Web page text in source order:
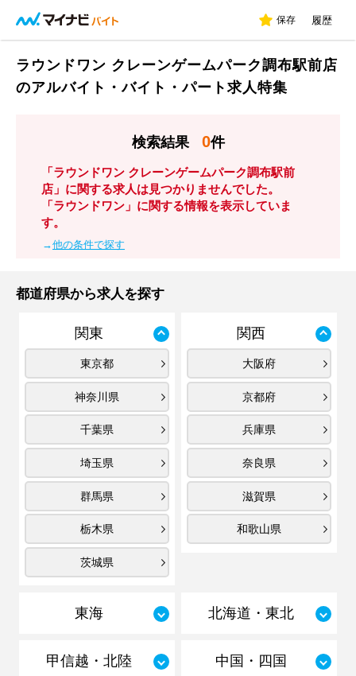
保存 履歴
ラウンドワン クレーンゲームパーク調布駅前店
のアルバイト・バイト・パート求人特集
検索結果 0件
「ラウンドワン クレーンゲームパーク調布駅前
店」に関する求人は見つかりませんでした。
「ラウンドワン」に関する情報を表示していま
す。
→他の条件で探す
都道府県から求人を探す
関東
東京都
神奈川県
千葉県
埼玉県
群馬県
栃木県
茨城県
関西
大阪府
京都府
兵庫県
奈良県
滋賀県
和歌山県
東海 北海道・東北
甲信越・北陸 中国・四国